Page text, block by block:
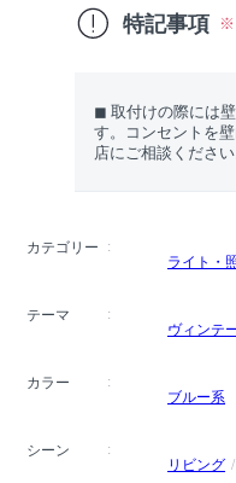
特記事項 ※
◼︎ 取付けの際には
す。コンセントを
店にご相談ください
カテゴリー
ライト・
テーマ
ヴィンテ
カラー
ブルー系
シーン
リビング